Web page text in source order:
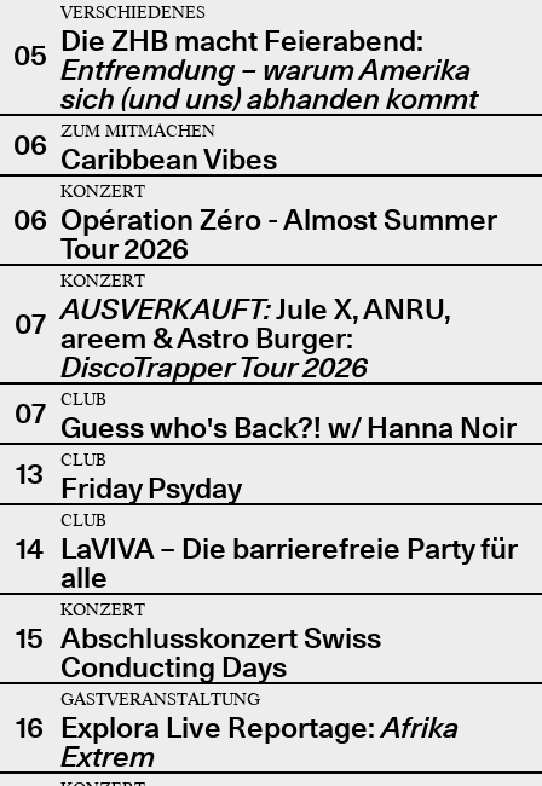
05
VERSCHIEDENES
Die ZHB macht Feierabend:
Entfremdung – warum Amerika
sich (und uns) abhanden kommt
06
ZUM MITMACHEN
Caribbean Vibes
06
KONZERT
Opération Zéro - Almost Summer
Tour 2026
07
KONZERT
AUSVERKAUFT:Jule X, ANRU,
areem & Astro Burger:
DiscoTrapper Tour 2026
07
CLUB
Guess who's Back?! w/ Hanna Noir
13
CLUB
Friday Psyday
14
CLUB
LaVIVA – Die barrierefreie Party für
alle
15
KONZERT
Abschlusskonzert Swiss
Conducting Days
16
GASTVERANSTALTUNG
Explora Live Reportage:Afrika
Extrem